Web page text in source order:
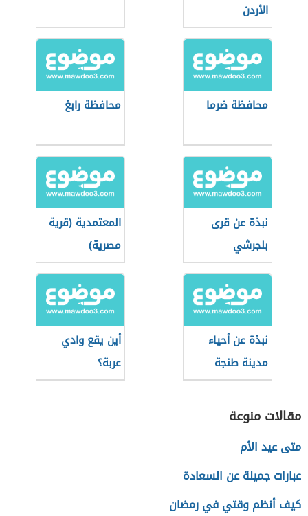
الأردن
محافظة ضرما محافظة رابغ
نبذة عن قرى
بلجرشي
المعتمدية (قرية
مصرية)
نبذة عن أحياء
مدينة طنجة
أين يقع وادي
عربة؟
مقالات منوعة
متى عيد الأم
عبارات جميلة عن السعادة
كيف أنظم وقتي في رمضان